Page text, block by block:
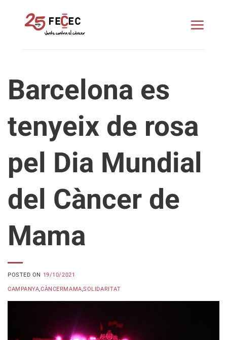
Barcelona es
tenyeix de rosa
pel Dia Mundial
del Càncer de
Mama
POSTED ON 19/10/2021
CAMPANYA,CÀNCERMAMA,SOLIDARITAT